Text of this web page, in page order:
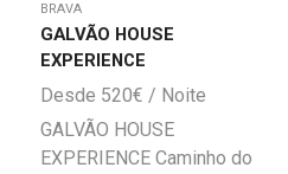
BRAVA
GALVÃO HOUSE
EXPERIENCE
520€
GALVÃO HOUSE
EXPERIENCE Caminho do